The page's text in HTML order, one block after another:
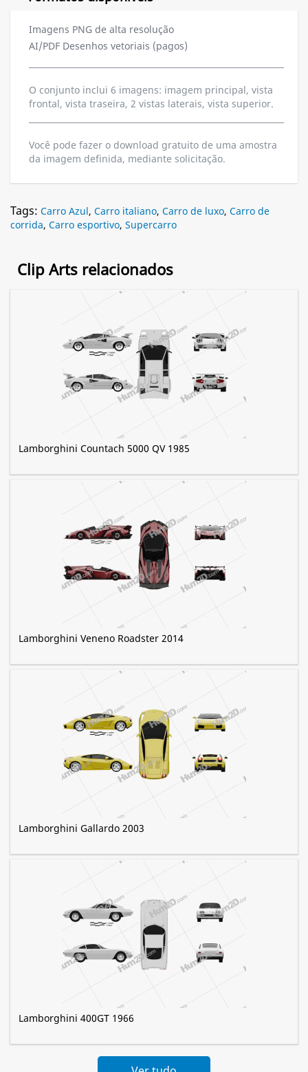
Imagens PNG de alta resolução
AI/PDF Desenhos vetoriais (pagos)
O conjunto inclui 6 imagens: imagem principal, vista
frontal, vista traseira, 2 vistas laterais, vista superior.
Você pode fazer o download gratuito de uma amostra
da imagem definida, mediante solicitação.
Tags: Carro Azul, Carro italiano, Carro de luxo, Carro de
corrida, Carro esportivo, Supercarro
Clip Arts relacionados
Lamborghini Countach 5000 QV 1985
Lamborghini Veneno Roadster 2014
Lamborghini Gallardo 2003
Lamborghini 400GT 1966